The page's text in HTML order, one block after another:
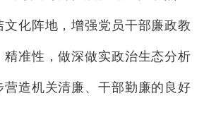
文化阵地，增强党员干部廉政教
精准性，做深做实政治生态分析
营造机关清廉、干部勤廉的良好